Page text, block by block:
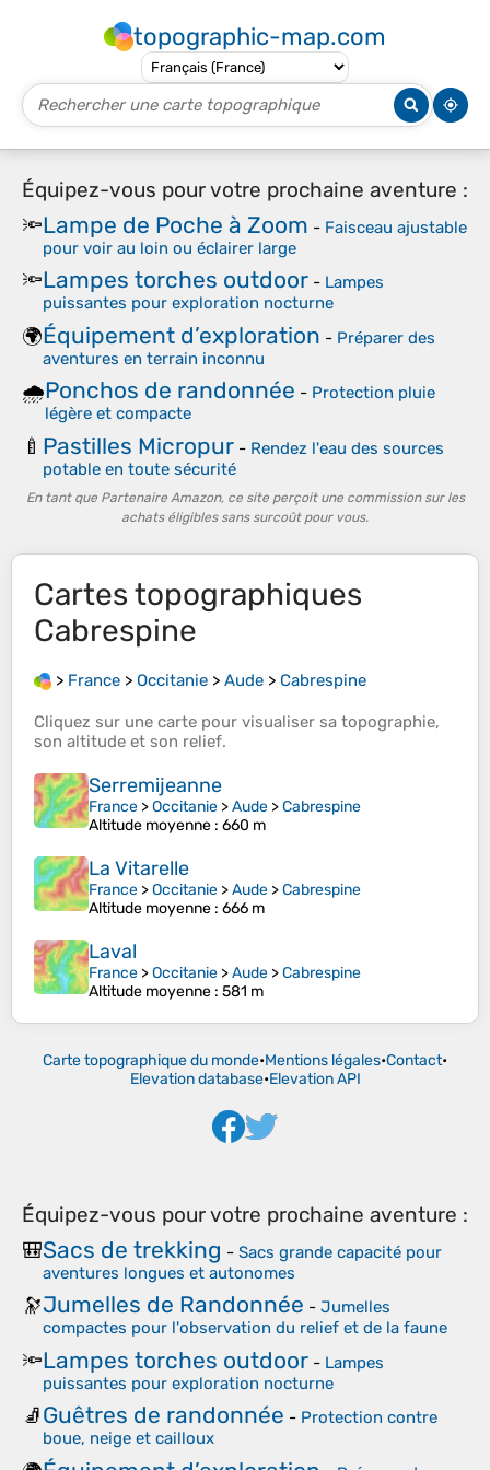
topographic-map.com
Équipez-vous pour votre prochaine aventure :
🔦Lampe de Poche à Zoom - Faisceau ajustable
pour voir au loin ou éclairer large
🔦Lampes torches outdoor - Lampes
puissantes pour exploration nocturne
🌍Équipement d’exploration - Préparer des
aventures en terrain inconnu
🌧️Ponchos de randonnée - Protection pluie
légère et compacte
🍼 Pastilles Micropur - Rendez l'eau des sources
potable en toute sécurité
En tant que Partenaire Amazon, ce site perçoit une commission sur les
achats éligibles sans surcoût pour vous.
Cartes topographiques
Cabrespine
> France > Occitanie > Aude > Cabrespine
Cliquez sur une carte pour visualiser sa topographie,
son altitude et son relief.
Serremijeanne
France >Occitanie >Aude >Cabrespine
Altitude moyenne : 660 m
La Vitarelle
France >Occitanie >Aude >Cabrespine
Altitude moyenne : 666 m
Laval
France >Occitanie >Aude >Cabrespine
Altitude moyenne : 581 m
Carte topographique du monde•Mentions légales•Contact•
Elevation database•Elevation API
Équipez-vous pour votre prochaine aventure :
🎒Sacs de trekking - Sacs grande capacité pour
aventures longues et autonomes
🔭Jumelles de Randonnée - Jumelles
compactes pour l'observation du relief et de la faune
🔦Lampes torches outdoor - Lampes
puissantes pour exploration nocturne
🧦Guêtres de randonnée - Protection contre
boue, neige et cailloux